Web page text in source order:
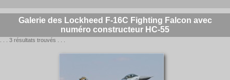
Galerie des Lockheed F-16C Fighting Falcon avec
numéro constructeur HC-55
. . . 3 résultats trouvés . . .